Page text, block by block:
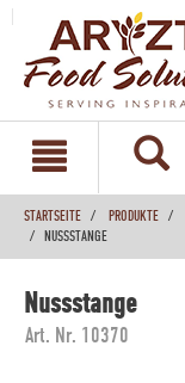
STARTSEITE PRODUKTE
NUSSSTANGE
Nussstange
Art. Nr. 10370